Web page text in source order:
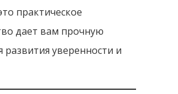
практическое
дает вам прочную
развития уверенности и